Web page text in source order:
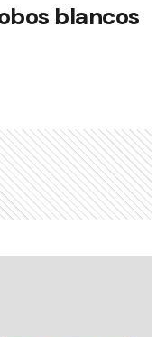
blancos